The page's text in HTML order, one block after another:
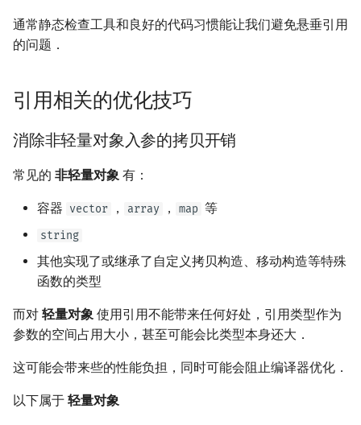
通常静态检查工具和良好的代码习惯能让我们避免悬垂引用
的问题．
引用相关的优化技巧
消除非轻量对象入参的拷贝开销
常见的 非轻量对象 有：
容器 vector ， array ， map 等
string
其他实现了或继承了自定义拷贝构造、移动构造等特殊
函数的类型
而对 轻量对象 使用引用不能带来任何好处，引用类型作为
参数的空间占用大小，甚至可能会比类型本身还大．
这可能会带来些的性能负担，同时可能会阻止编译器优化．
以下属于 轻量对象